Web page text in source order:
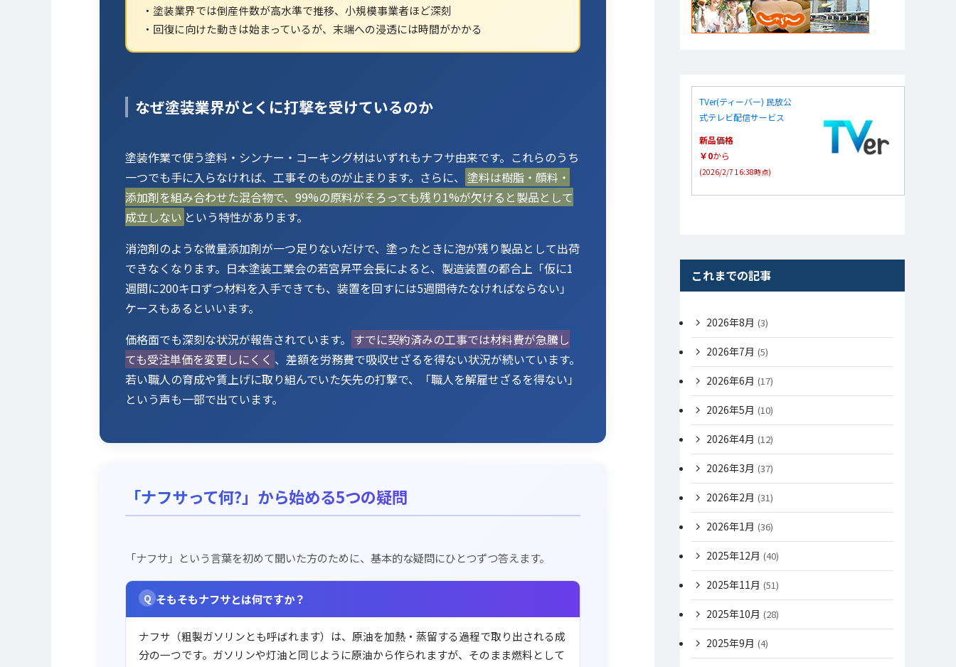
・塗装業界では倒産件数が高水準で推移、小規模事業者ほど深刻
・回復に向けた動きは始まっているが、末端への浸透には時間がかかる
なぜ塗装業界がとくに打撃を受けているのか
塗装作業で使う塗料・シンナー・コーキング材はいずれもナフサ由来です。これらのうち
一つでも手に入らなければ、工事そのものが止まります。さらに、 塗料は樹脂・顔料・
添加剤を組み合わせた混合物で、99%の原料がそろっても残り1%が欠けると製品として
成立しない という特性があります。
消泡剤のような微量添加剤が一つ足りないだけで、塗ったときに泡が残り製品として出荷
できなくなります。日本塗装工業会の若宮昇平会長によると、製造装置の都合上「仮に1
週間に200キロずつ材料を入手できても、装置を回すには5週間待たなければならない」
ケースもあるといいます。
価格面でも深刻な状況が報告されています。 すでに契約済みの工事では材料費が急騰し
ても受注単価を変更しにくく 、差額を労務費で吸収せざるを得ない状況が続いています。
若い職人の育成や賃上げに取り組んでいた矢先の打撃で、「職人を解雇せざるを得ない」
という声も一部で出ています。
「ナフサって何?」から始める5つの疑問
「ナフサ」という言葉を初めて聞いた方のために、基本的な疑問にひとつずつ答えます。
Q そもそもナフサとは何ですか？
ナフサ（粗製ガソリンとも呼ばれます）は、原油を加熱・蒸留する過程で取り出される成
分の一つです。ガソリンや灯油と同じように原油から作られますが、そのまま燃料として
TVer(ティーバー) 民放公
式テレビ配信サービス
新品価格
￥0から
(2026/2/7 16:38時点)
これまでの記事
2026年8月 (3)
2026年7月 (5)
2026年6月 (17)
2026年5月 (10)
2026年4月 (12)
2026年3月 (37)
2026年2月 (31)
2026年1月 (36)
2025年12月 (40)
2025年11月 (51)
2025年10月 (28)
2025年9月 (4)